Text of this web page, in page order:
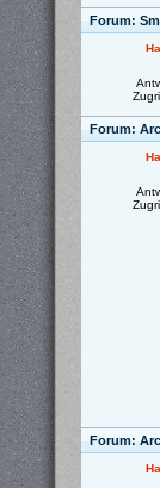
Forum:
Forum:
Forum: